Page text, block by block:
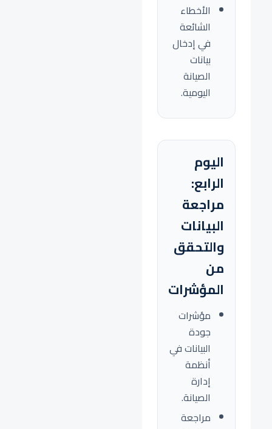
الأخطاء
الشائعة
في إدخال
بيانات
الصيانة
اليومية.
اليوم
الرابع:
مراجعة
البيانات
والتحقق
من
المؤشرات
مؤشرات
جودة
البيانات في
أنظمة
إدارة
الصيانة.
مراجعة